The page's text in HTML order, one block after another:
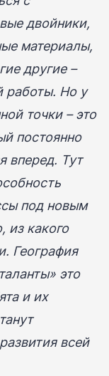
двойники,
материалы,
другие –
работы. Но у
точки – это
постоянно
вперед. Тут
под новым
из какого
География
это
и их
всей